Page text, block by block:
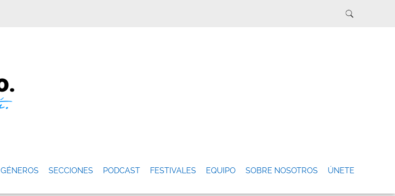
GÉNEROS SECCIONES PODCAST FESTIVALES EQUIPO SOBRE NOSOTROS ÚNETE